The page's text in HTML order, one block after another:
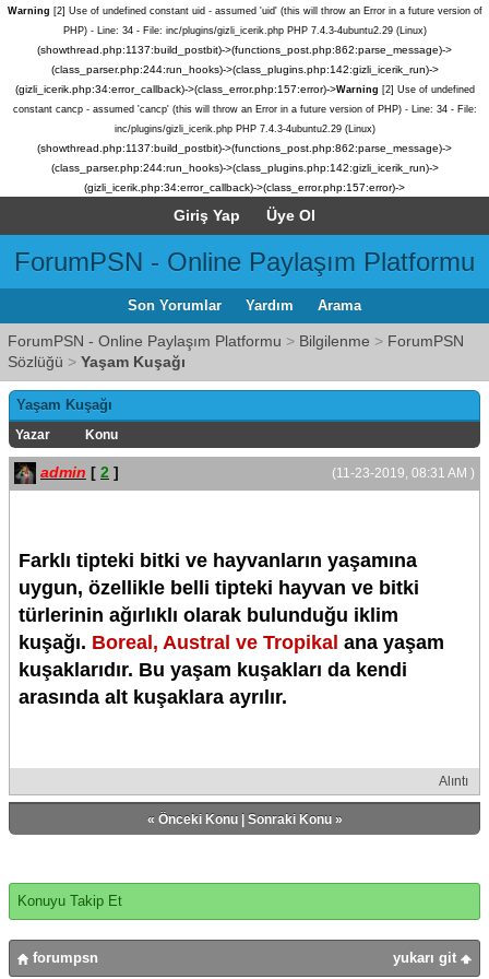
Warning [2] Use of undefined constant uid - assumed 'uid' (this will throw an Error in a future version of
PHP) - Line: 34 - File: inc/plugins/gizli_icerik.php PHP 7.4.3-4ubuntu2.29 (Linux)
(showthread.php:1137:build_postbit)->(functions_post.php:862:parse_message)->
(class_parser.php:244:run_hooks)->(class_plugins.php:142:gizli_icerik_run)->
(gizli_icerik.php:34:error_callback)->(class_error.php:157:error)->Warning [2] Use of undefined
constant cancp - assumed 'cancp' (this will throw an Error in a future version of PHP) - Line: 34 - File:
inc/plugins/gizli_icerik.php PHP 7.4.3-4ubuntu2.29 (Linux)
(showthread.php:1137:build_postbit)->(functions_post.php:862:parse_message)->
(class_parser.php:244:run_hooks)->(class_plugins.php:142:gizli_icerik_run)->
(gizli_icerik.php:34:error_callback)->(class_error.php:157:error)->
Giriş Yap Üye Ol
ForumPSN - Online Paylaşım Platformu
Son Yorumlar Yardım Arama
ForumPSN - Online Paylaşım Platformu > Bilgilenme > ForumPSN
Sözlüğü > Yaşam Kuşağı
Yaşam Kuşağı
Yazar Konu
(11-23-2019, 08:31 AM )
admin [ 2 ]
Farklı tipteki bitki ve hayvanların yaşamına
uygun, özellikle belli tipteki hayvan ve bitki
türlerinin ağırlıklı olarak bulunduğu iklim
kuşağı. Boreal, Austral ve Tropikal ana yaşam
kuşaklarıdır. Bu yaşam kuşakları da kendi
arasında alt kuşaklara ayrılır.
Alıntı
« Önceki Konu| Sonraki Konu»
Konuyu Takip Et
yukarı git
forumpsn